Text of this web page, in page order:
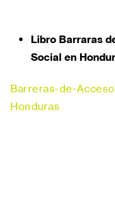
Libro Barraras
Social en
Barreras-de-
Honduras